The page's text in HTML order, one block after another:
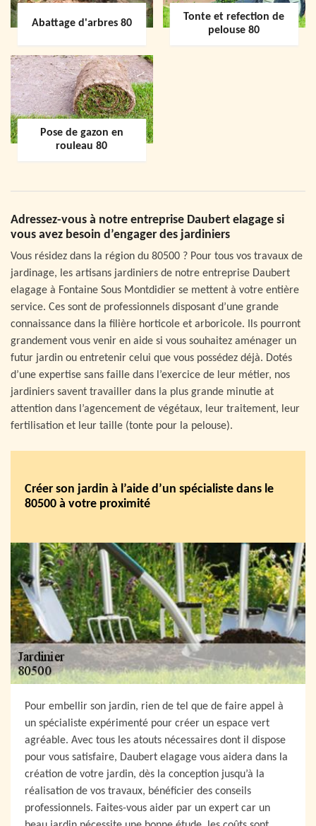
Abattage d'arbres 80
Tonte et refection de
pelouse 80
Pose de gazon en
rouleau 80
Adressez-vous à notre entreprise Daubert elagage si
vous avez besoin d’engager des jardiniers
Vous résidez dans la région du 80500 ? Pour tous vos travaux de
jardinage, les artisans jardiniers de notre entreprise Daubert
elagage à Fontaine Sous Montdidier se mettent à votre entière
service. Ces sont de professionnels disposant d’une grande
connaissance dans la filière horticole et arboricole. Ils pourront
grandement vous venir en aide si vous souhaitez aménager un
futur jardin ou entretenir celui que vous possédez déjà. Dotés
d’une expertise sans faille dans l’exercice de leur métier, nos
jardiniers savent travailler dans la plus grande minutie at
attention dans l’agencement de végétaux, leur traitement, leur
fertilisation et leur taille (tonte pour la pelouse).
Créer son jardin à l’aide d’un spécialiste dans le
80500 à votre proximité
Pour embellir son jardin, rien de tel que de faire appel à
un spécialiste expérimenté pour créer un espace vert
agréable. Avec tous les atouts nécessaires dont il dispose
pour vous satisfaire, Daubert elagage vous aidera dans la
création de votre jardin, dès la conception jusqu’à la
réalisation de vos travaux, bénéficier des conseils
professionnels. Faites-vous aider par un expert car un